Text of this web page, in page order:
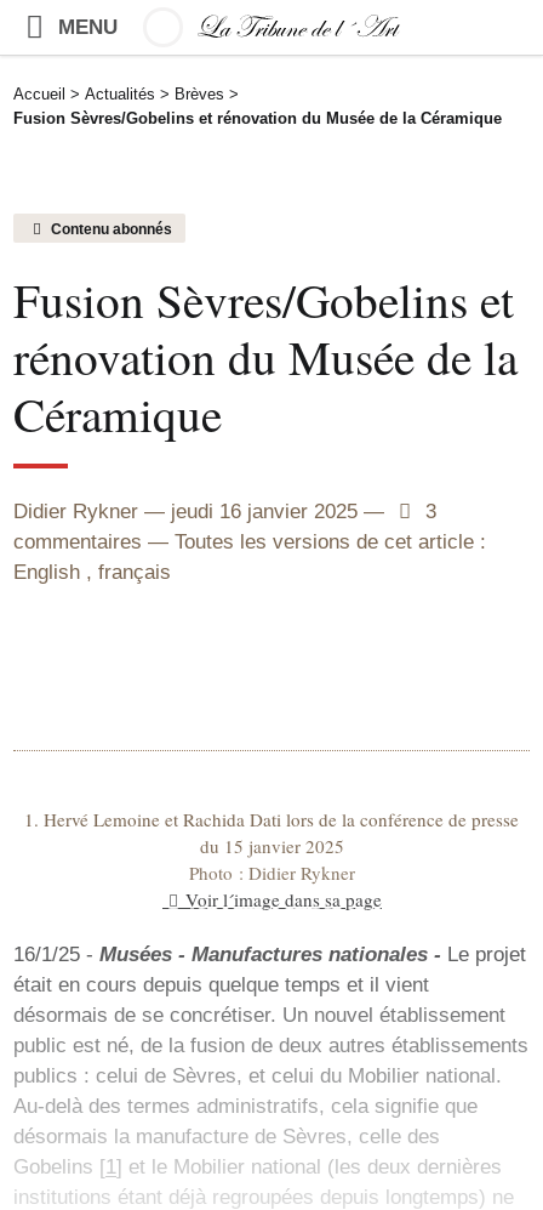
MENU
Accueil > Actualités > Brèves >
Fusion Sèvres/Gobelins et rénovation du Musée de la Céramique
Contenu abonnés
Fusion Sèvres/Gobelins et
rénovation du Musée de la
Céramique
Didier Rykner jeudi 16 janvier 2025 3
3
commentaires
Toutes les versions de cet article :
English ,français
1. Hervé Lemoine et Rachida Dati lors de la conférence de presse
du 15 janvier 2025
Photo : Didier Rykner
Voir l´image dans sa page
16/1/25 -Musées - Manufactures nationales - Le projet
était en cours depuis quelque temps et il vient
désormais de se concrétiser. Un nouvel établissement
public est né, de la fusion de deux autres établissements
publics : celui de Sèvres, et celui du Mobilier national.
Au-delà des termes administratifs, cela signifie que
désormais la manufacture de Sèvres, celle des
Gobelins [1] et le Mobilier national (les deux dernières
institutions étant déjà regroupées depuis longtemps) ne